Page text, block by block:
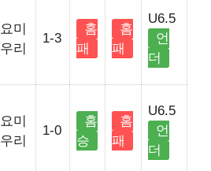
요미
우리
1-3
홈
패
홈
패
U6.5
언
더
요미
우리
1-0
홈
승
홈
패
U6.5
언
더